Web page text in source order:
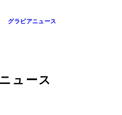
グラビアニュース
ュース